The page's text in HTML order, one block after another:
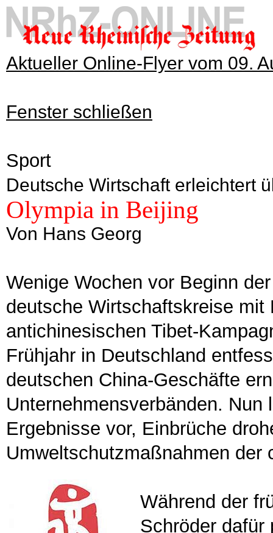
Aktueller Online-Flyer vom 09.
Fenster schließen
Sport
Deutsche Wirtschaft erleichtert
Olympia in Beijing
Von Hans Georg
Wenige Wochen vor Beginn
deutsche Wirtschaftskreise mit
antichinesischen Tibet-
Frühjahr in Deutschland
deutschen China-Geschäfte
Unternehmensverbänden.
Ergebnisse vor, Einbrüche
Umweltschutzmaßnahmen der
Während der
Schröder dafür